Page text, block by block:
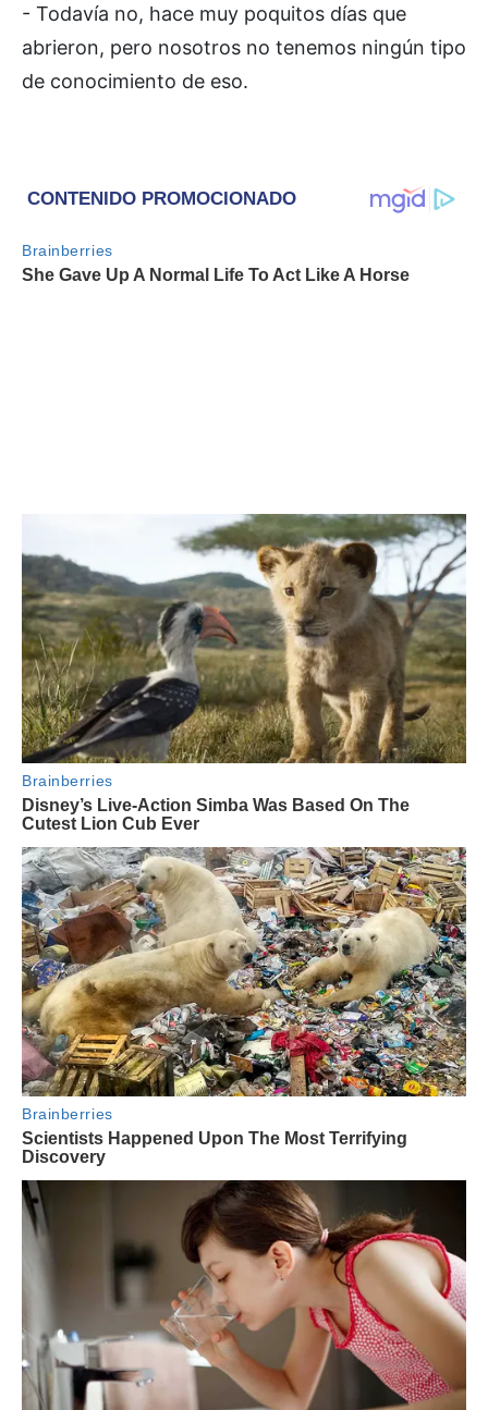
- Todavía no, hace muy poquitos días que
abrieron, pero nosotros no tenemos ningún tipo
de conocimiento de eso.